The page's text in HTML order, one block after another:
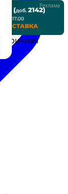
Реклама
Вторичная